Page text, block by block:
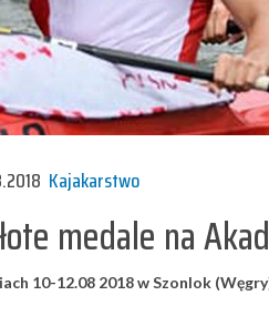
Kajakarstwo
medale na
10-12.08 2018 w Szonlok